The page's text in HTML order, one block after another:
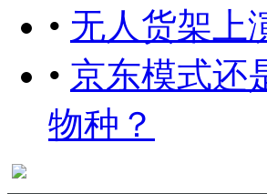
• 无人货架上
• 京东模式还
物种？